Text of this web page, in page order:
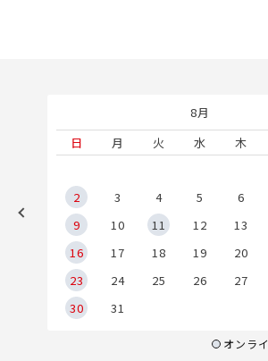
8月
日
月 火 水 木
2
3 4 5 6
9
10 11 12 13
16
17 18 19 20
23
24 25 26 27
30
31
オンラ